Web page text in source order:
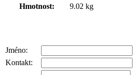
Hmotnost:
9.02 kg
Jméno:
Kontakt: